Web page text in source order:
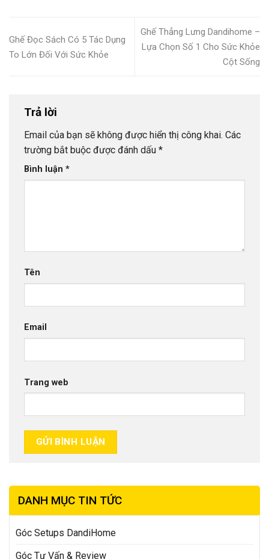
Ghế Đọc Sách Có 5 Tác Dụng
To Lớn Đối Với Sức Khỏe
Ghế Thẳng Lưng Dandihome –
Lựa Chọn Số 1 Cho Sức Khỏe
Cột Sống
Trả lời
Email của bạn sẽ không được hiển thị công khai. Các
trường bắt buộc được đánh dấu *
Bình luận *
Tên
Email
Trang web
DANH MỤC TIN TỨC
Góc Setups DandiHome
Góc Tư Vấn & Review